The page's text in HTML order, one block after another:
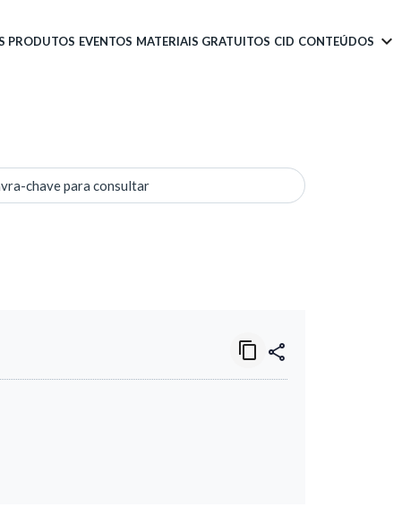
PRODUTOS EVENTOS MATERIAIS GRATUITOS CID CONTEÚDOS
chave para consultar